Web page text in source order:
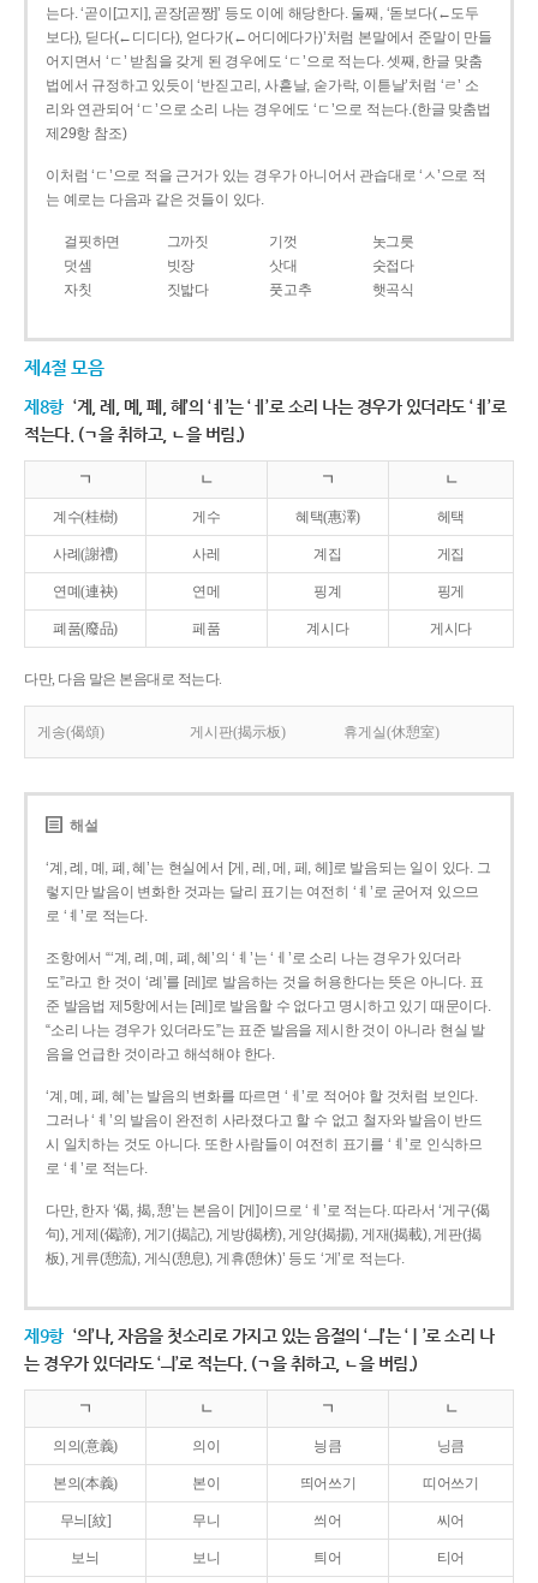
는다. ‘곧이[고지], 곧장[곧짱]’ 등도 이에 해당한다. 둘째, ‘돋보다(←도두
보다), 딛다(←디디다), 얻다가(←어디에다가)’처럼 본말에서 준말이 만들
어지면서 ‘ㄷ’ 받침을 갖게 된 경우에도 ‘ㄷ’으로 적는다. 셋째, 한글 맞춤
법에서 규정하고 있듯이 ‘반짇고리, 사흗날, 숟가락, 이튿날’처럼 ‘ㄹ’ 소
리와 연관되어 ‘ㄷ’으로 소리 나는 경우에도 ‘ㄷ’으로 적는다.(한글 맞춤법
제29항 참조)
이처럼 ‘ㄷ’으로 적을 근거가 있는 경우가 아니어서 관습대로 ‘ㅅ’으로 적
는 예로는 다음과 같은 것들이 있다.
걸핏하면 그까짓 기껏
놋그릇
덧셈
빗장 삿대
숫접다
자칫
짓밟다 풋고추 햇곡식
제4절 모음
제8항 ‘계, 례, 몌, 폐, 혜’의 ‘ㅖ’는 ‘ㅔ’로 소리 나는 경우가 있더라도 ‘ㅖ’로
적는다. (ㄱ을 취하고, ㄴ을 버림.)
ㄱ ㄴ ㄱ ㄴ
계수(桂樹) 게수 혜택(惠澤) 헤택
사례(謝禮) 사레 계집 게집
연몌(連袂) 연메 핑계 핑게
폐품(廢品) 페품 계시다 게시다
다만, 다음 말은 본음대로 적는다.
게송(偈頌) 게시판(揭示板) 휴게실(休憩室)
해설
‘계, 례, 몌, 폐, 혜’는 현실에서 [게, 레, 메, 페, 헤]로 발음되는 일이 있다. 그
렇지만 발음이 변화한 것과는 달리 표기는 여전히 ‘ㅖ’로 굳어져 있으므
로 ‘ㅖ’로 적는다.
조항에서 “‘계, 례, 몌, 폐, 혜’의 ‘ㅖ’는 ‘ㅔ’로 소리 나는 경우가 있더라
도”라고 한 것이 ‘례’를 [레]로 발음하는 것을 허용한다는 뜻은 아니다. 표
준 발음법 제5항에서는 [레]로 발음할 수 없다고 명시하고 있기 때문이다.
“소리 나는 경우가 있더라도”는 표준 발음을 제시한 것이 아니라 현실 발
음을 언급한 것이라고 해석해야 한다.
‘계, 몌, 폐, 혜’는 발음의 변화를 따르면 ‘ㅔ’로 적어야 할 것처럼 보인다.
그러나 ‘ㅖ’의 발음이 완전히 사라졌다고 할 수 없고 철자와 발음이 반드
시 일치하는 것도 아니다. 또한 사람들이 여전히 표기를 ‘ㅖ’로 인식하므
로 ‘ㅖ’로 적는다.
다만, 한자 ‘偈, 揭, 憩’는 본음이 [게]이므로 ‘ㅔ’로 적는다. 따라서 ‘게구(偈
句), 게제(偈諦), 게기(揭記), 게방(揭榜), 게양(揭揚), 게재(揭載), 게판(揭
板), 게류(憩流), 게식(憩息), 게휴(憩休)’ 등도 ‘게’로 적는다.
제9항 ‘의’나, 자음을 첫소리로 가지고 있는 음절의 ‘ㅢ’는 ‘ㅣ’로 소리 나
는 경우가 있더라도 ‘ㅢ’로 적는다. (ㄱ을 취하고, ㄴ을 버림.)
ㄱ ㄴ ㄱ ㄴ
의의(意義) 의이 닁큼 닝큼
본의(本義) 본이 띄어쓰기 띠어쓰기
무늬[紋] 무니 씌어 씨어
보늬 보니 틔어 티어